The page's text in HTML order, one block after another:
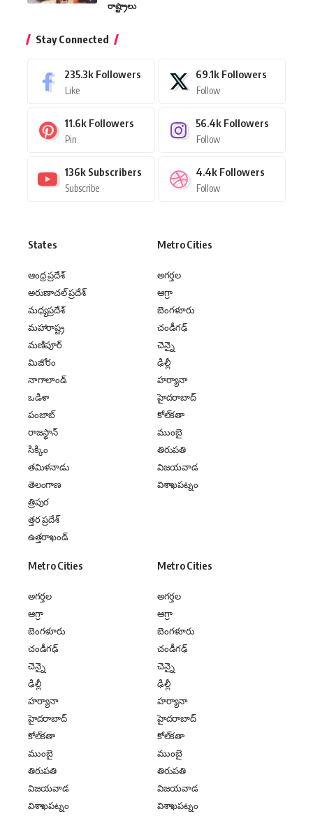
రాష్ట్రాలు
Stay Connected
235.3k Followers
Like
69.1k Followers
Follow
11.6k Followers
Pin
56.4k Followers
Follow
136k Subscribers
Subscribe
4.4k Followers
Follow
States
ఆంధ్ర ప్రదేశ్
అరుణాచల్ ప్రదేశ్
మధ్యప్రదేశ్
మహారాష్ట్ర
మణిపూర్
మిజోరం
నాగాలాండ్
ఒడిశా
పంజాబ్
రాజస్థాన్
సిక్కిం
తమిళనాడు
తెలంగాణ
త్రిపుర
త్తర ప్రదేశ్
ఉత్తరాఖండ్
Metro Cities
అగర్తల
ఆగ్రా
బెంగళూరు
చండీగఢ్
చెన్నై
ఢిల్లీ
హర్యానా
హైదరాబాద్
కోల్‌కతా
ముంబై
తిరుపతి
విజయవాడ
విశాఖపట్నం
Metro Cities
అగర్తల
ఆగ్రా
బెంగళూరు
చండీగఢ్
చెన్నై
ఢిల్లీ
హర్యానా
హైదరాబాద్
కోల్‌కతా
ముంబై
తిరుపతి
విజయవాడ
విశాఖపట్నం
Metro Cities
అగర్తల
ఆగ్రా
బెంగళూరు
చండీగఢ్
చెన్నై
ఢిల్లీ
హర్యానా
హైదరాబాద్
కోల్‌కతా
ముంబై
తిరుపతి
విజయవాడ
విశాఖపట్నం